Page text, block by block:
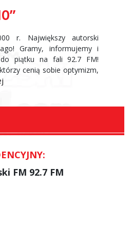
r. Największy autorski
Gramy, informujemy i
do piątku na fali 92.7 FM!
cenią sobie optymizm,
FM 92.7 FM